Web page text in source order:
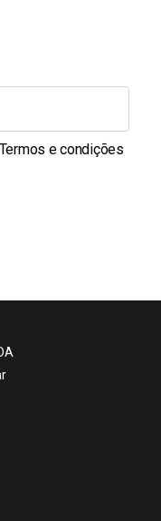
Termos e condições